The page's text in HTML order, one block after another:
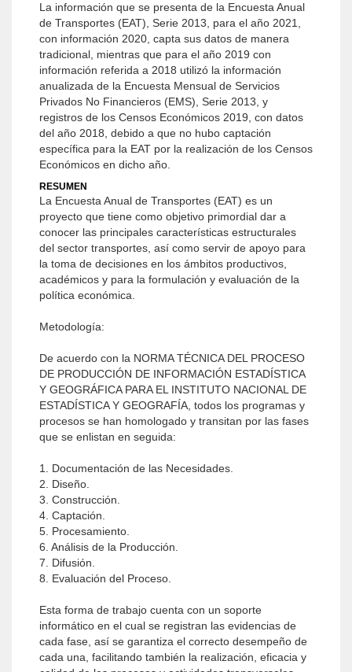
La información que se presenta de la Encuesta Anual
de Transportes (EAT), Serie 2013, para el año 2021,
con información 2020, capta sus datos de manera
tradicional, mientras que para el año 2019 con
información referida a 2018 utilizó la información
anualizada de la Encuesta Mensual de Servicios
Privados No Financieros (EMS), Serie 2013, y
registros de los Censos Económicos 2019, con datos
del año 2018, debido a que no hubo captación
específica para la EAT por la realización de los Censos
Económicos en dicho año.
RESUMEN
La Encuesta Anual de Transportes (EAT) es un
proyecto que tiene como objetivo primordial dar a
conocer las principales características estructurales
del sector transportes, así como servir de apoyo para
la toma de decisiones en los ámbitos productivos,
académicos y para la formulación y evaluación de la
política económica.
Metodología:
De acuerdo con la NORMA TÉCNICA DEL PROCESO
DE PRODUCCIÓN DE INFORMACIÓN ESTADÍSTICA
Y GEOGRÁFICA PARA EL INSTITUTO NACIONAL DE
ESTADÍSTICA Y GEOGRAFÍA, todos los programas y
procesos se han homologado y transitan por las fases
que se enlistan en seguida:
1. Documentación de las Necesidades.
2. Diseño.
3. Construcción.
4. Captación.
5. Procesamiento.
6. Análisis de la Producción.
7. Difusión.
8. Evaluación del Proceso.
Esta forma de trabajo cuenta con un soporte
informático en el cual se registran las evidencias de
cada fase, así se garantiza el correcto desempeño de
cada una, facilitando también la realización, eficacia y